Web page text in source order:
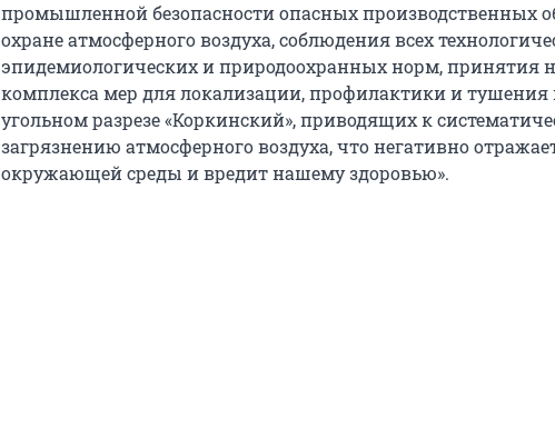
промышленной безопасности опасных производственных
охране атмосферного воздуха, соблюдения всех
эпидемиологических и природоохранных норм, принятия
комплекса мер для локализации, профилактики и тушения
угольном разрезе «Коркинский», приводящих к
загрязнению атмосферного воздуха, что негативно
окружающей среды и вредит нашему здоровью».